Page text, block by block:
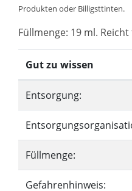
Produkten oder Billigsttinten.
Füllmenge: 19 ml.
Gut zu wissen
Entsorgung:
Füllmenge:
Gefahrenhinweis: